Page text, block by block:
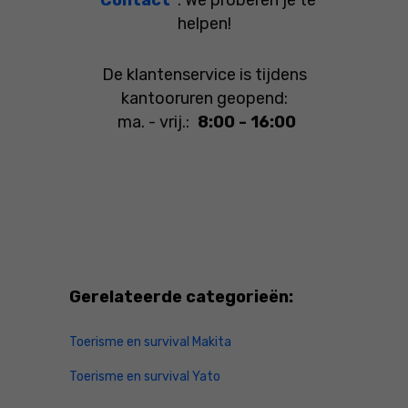
helpen!
De klantenservice is tijdens
kantooruren geopend:
ma. - vrij.: 8:00 - 16:00
Gerelateerde categorieën:
Toerisme en survival Makita
Toerisme en survival Yato